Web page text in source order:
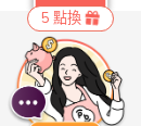
5 點換